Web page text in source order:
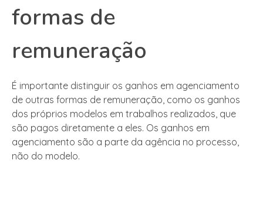
formas de
remuneração
É importante distinguir os ganhos em agenciamento
de outras formas de remuneração, como os ganhos
dos próprios modelos em trabalhos realizados, que
são pagos diretamente a eles. Os ganhos em
agenciamento são a parte da agência no processo,
não do modelo.